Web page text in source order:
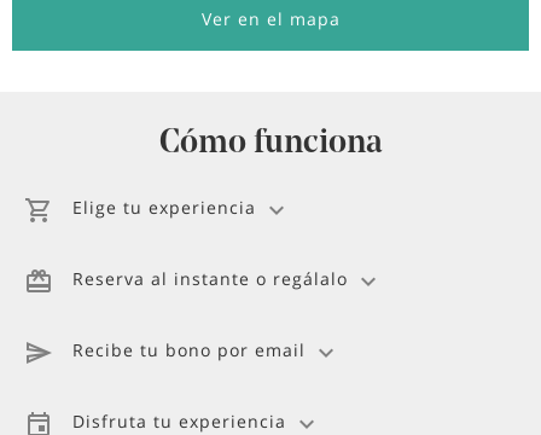
Ver en el mapa
Cómo funciona
Elige tu experiencia
Reserva al instante o regálalo
Recibe tu bono por email
Disfruta tu experiencia